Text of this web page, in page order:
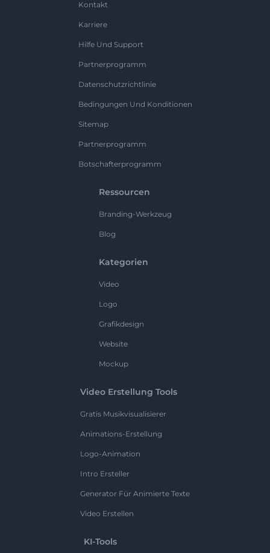
Kontakt
Karriere
Hilfe Und Support
Partnerprogramm
Datenschutzrichtlinie
Bedingungen Und Konditionen
Sitemap
Partnerprogramm
Botschafterprogramm
Ressourcen
Branding-Werkzeug
Blog
Kategorien
Video
Logo
Grafikdesign
Website
Mockup
Video Erstellung Tools
Gratis Musikvisualisierer
Animations-Erstellung
Logo-Animation
Intro Ersteller
Generator Für Animierte Texte
Video Erstellen
KI-Tools